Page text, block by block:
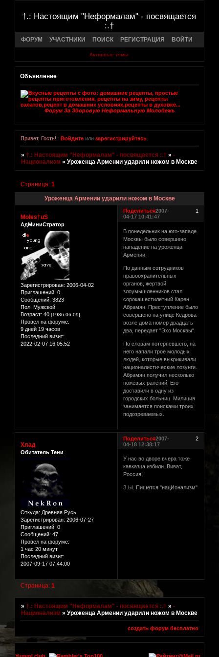
†.: Настоящим "Неформалам" - посвящается
:.†
ФОРУМ УЧАСТНИКИ ПОИСК РЕГИСТРАЦИЯ ВОЙТИ
Активные темы
Объявление
Форум За Здоровую Неформальную Молодежь
Привет, Гость! Войдитеили зарегистрируйтесь.
»†.: Настоящим "Неформалам" - посвящается :.† »-
Национализм »Уроженца Армении ударили ножом в Москве
Уроженца Армении ударили ножом в Москве
Страница:1
Поделиться 1
2007-
04-17 10:41:47
Moles†uS
АдМиниСтратор
Зарегистрирован: 2006-04-02
Приглашений: 0
Сообщений: 3823
Пол: Мужской
Возраст: 40 [1986-06-09]
Провел на форуме:
9 дней 19 часов
Последний визит:
2022-02-07 16:05:52
В понедельник на юго-западе
Москвы было совершено
нападение на уроженца
Армении.
По данным сотрудников
правоохранительных
органов, жертвой
злоумышленников стал
сорокашестилетний Карен
Абрамян. Преступление было
совершено на улице Кедрова
возле дома номер двадцать
два, передает "Эхо Москвы".
По словам потерпевшего, на
него напали трое молодых
людей, которые выкрикивали
националистические лозунги.
Абрамян получил несколько
ножевых ранений. Его
доставили в одну из
городских больниц. Милиция
занимается поисками троих
подозреваемых.
Поделиться 2
2007-
04-18 12:38:17
Хлад
Обитатель Тени
Откуда: Древняя Русь
Зарегистрирован: 2006-07-27
Приглашений: 0
Сообщений: 47
Провел на форуме:
1 час 20 минут
Последний визит:
2007-09-17 07:44:00
У нас во дворе вчера тоже
кавказца избили. Виват,
Россия!
З.Ы. Пишется "нацИонализм"
Страница:1
»†.: Настоящим "Неформалам" - посвящается :.† »-
Национализм »Уроженца Армении ударили ножом в Москве
создать форум бесплатно